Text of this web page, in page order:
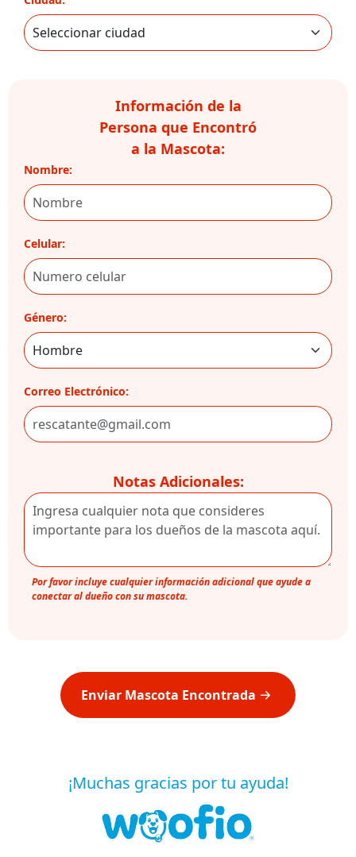
Información de la
Persona que Encontró
a la Mascota:
Nombre:
Celular:
Género:
Correo Electrónico:
Notas Adicionales:
Por favor incluye cualquier información adicional que ayude a
conectar al dueño con su mascota.
Enviar Mascota Encontrada
¡Muchas gracias por tu ayuda!